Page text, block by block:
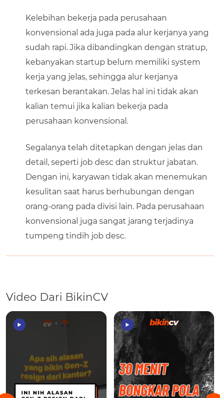
Kelebihan bekerja pada perusahaan
konvensional ada juga pada alur kerjanya yang
sudah rapi. Jika dibandingkan dengan stratup,
kebanyakan startup belum memiliki system
kerja yang jelas, sehingga alur kerjanya
terkesan berantakan. Jelas hal ini tidak akan
kalian temui jika kalian bekerja pada
perusahaan konvensional.
Segalanya telah ditetapkan dengan jelas dan
detail, seperti job desc dan struktur jabatan.
Dengan ini, karyawan tidak akan menemukan
kesulitan saat harus berhubungan dengan
orang-orang pada divisi lain. Pada perusahaan
konvensional juga sangat jarang terjadinya
tumpeng tindih job desc.
Video Dari BikinCV